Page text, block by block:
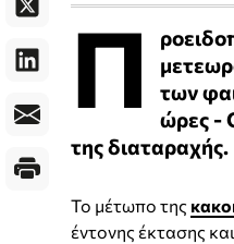
Π
των
ώρες -
της διαταραχής.
Το μέτωπο της
έντονης έκτασης